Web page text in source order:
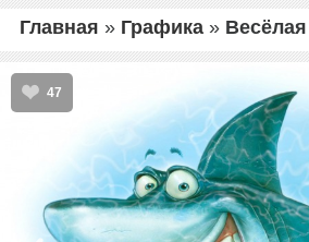
Главная » Графика»
47